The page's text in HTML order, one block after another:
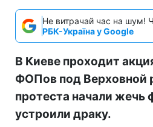
Не витрачай час на шум!
РБК-Україна у Google
В Киеве проходит
ФОПов под Верховной
протеста начали жечь
устроили драку.